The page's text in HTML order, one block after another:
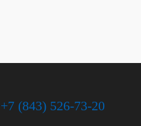
+7 (843) 526-73-20